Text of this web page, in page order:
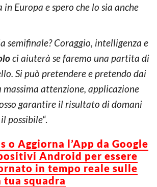
Europa e spero che lo sia anche
semifinale? Coraggio, intelligenza e
ci aiuterà se faremo una partita di
Si può pretendere e pretendo dai
attenzione, applicazione
garantire il risultato di domani
possibile“.
o Aggiorna l’App da Google
Android per essere
in tempo reale sulle
squadra